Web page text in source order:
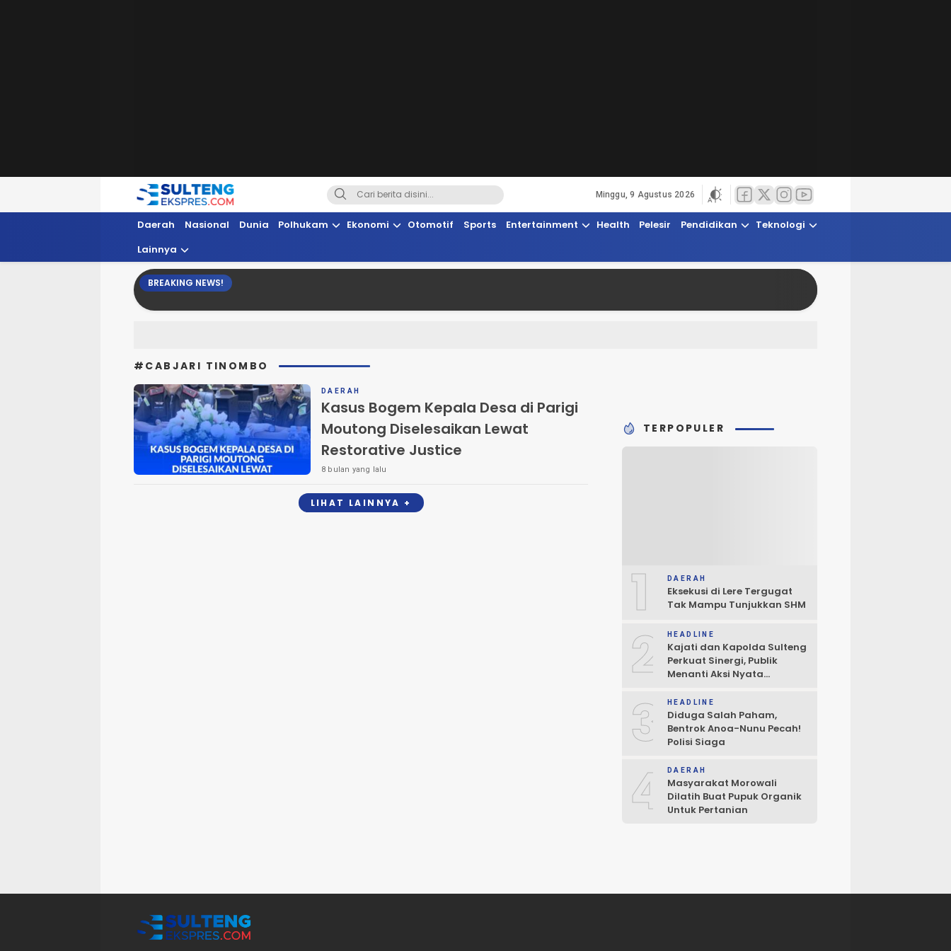
Sultengekspres.com
Berita Seputar Sulteng Hari Ini, Update Terkini, Suaranya Rakyat Sulteng
Minggu, 9 Agustus 2026
Daerah Nasional Dunia Polhukam Ekonomi Otomotif Sports Entertainment Health Pelesir Pendidikan
Teknologi
Lainnya
BREAKING NEWS!
#CABJARI TINOMBO
DAERAH
Kasus Bogem Kepala Desa di Parigi
Moutong Diselesaikan Lewat
Restorative Justice
8 bulan yang lalu
LIHAT LAINNYA +
TERPOPULER
1 DAERAH
Eksekusi di Lere Tergugat
Tak Mampu Tunjukkan SHM
2 HEADLINE
Kajati dan Kapolda Sulteng
Perkuat Sinergi, Publik
Menanti Aksi Nyata
3 HEADLINE
Diduga Salah Paham,
Bentrok Anoa-Nunu Pecah!
Polisi Siaga
4 DAERAH
Masyarakat Morowali
Dilatih Buat Pupuk Organik
Untuk Pertanian